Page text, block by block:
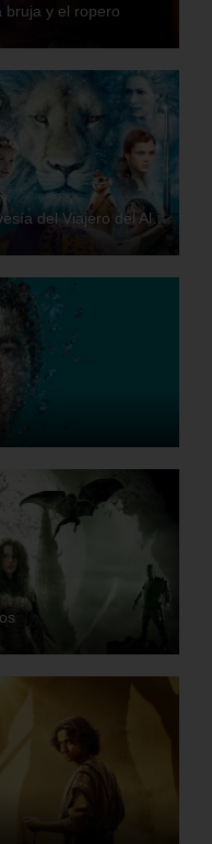
bruja y el ropero
Las Crónicas de Narnia 3: La Travesía del Viajero del Alba